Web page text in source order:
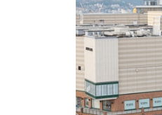
a
r
c
h